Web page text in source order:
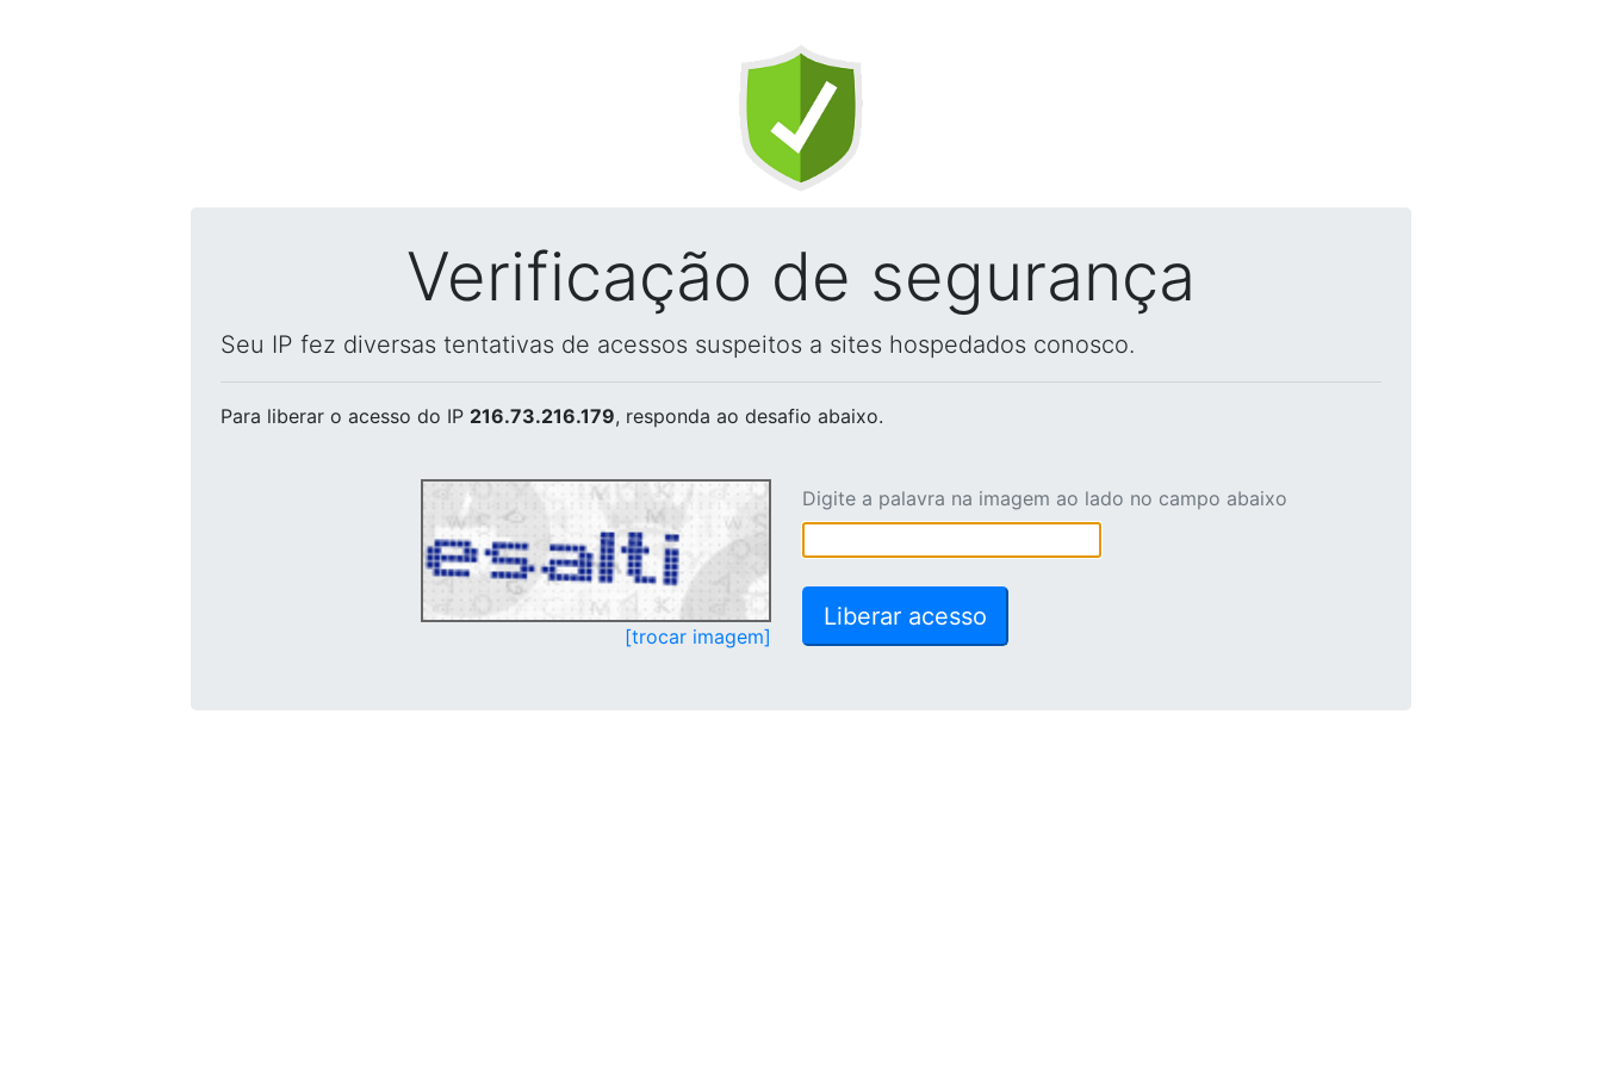
Verificação de segurança
Seu IP fez diversas tentativas de acessos suspeitos a sites hospedados conosco.
Para liberar o acesso do IP 216.73.216.179, responda ao desafio abaixo.
[trocar imagem]
Digite a palavra na imagem ao lado no campo abaixo